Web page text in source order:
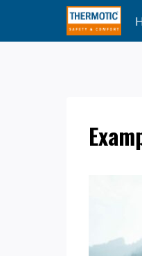
content